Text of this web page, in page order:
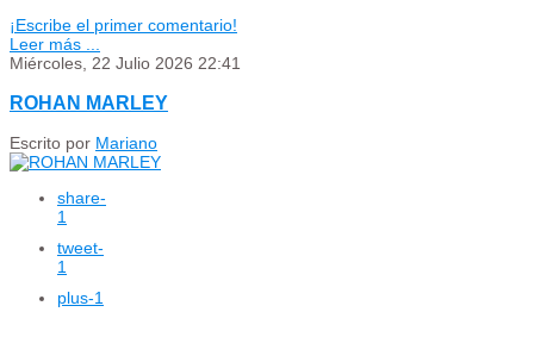
¡Escribe el primer comentario!
Leer más ...
Miércoles, 22 Julio 2026 22:41
ROHAN MARLEY
Escrito por Mariano
share-
1
tweet-
1
plus-1